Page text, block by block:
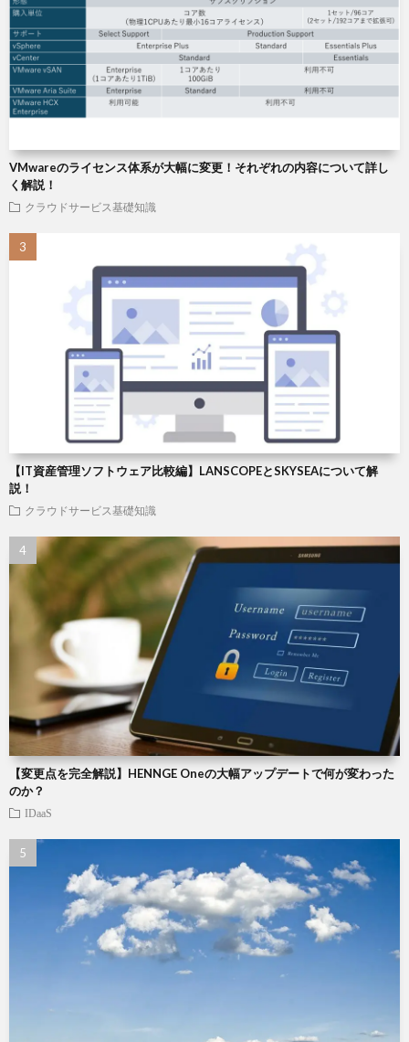
VMwareのライセンス体系が大幅に変更！それぞれの内容について詳し
く解説！
クラウドサービス基礎知識
【IT資産管理ソフトウェア比較編】LANSCOPEとSKYSEAについて解
説！
クラウドサービス基礎知識
【変更点を完全解説】HENNGE Oneの大幅アップデートで何が変わった
のか？
IDaaS